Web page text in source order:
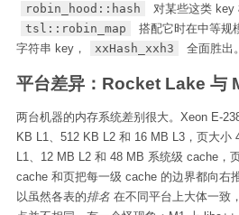
robin_hood::hash
对某些这类 key
tsl::robin_map
搭配它时在中等规
字符串 key，
xxHash_xxh3 全面胜出。
平台差异：Rocket Lake 与
两台机器的内存系统差别很大。Xeon E-
KB L1、512 KB L2 和 16 MB L3，页大小
L1、12 MB L2 和 48 MB 系统级 cache，
cache 和页把每一级 cache 的边界都向右
以虽然各表的排名在不同平台上大体一致